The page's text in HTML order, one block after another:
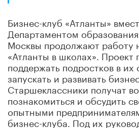
Бизнес-клуб «Атланты»
Департаментом
Москвы продолжают работу
«Атланты в школах». Проект
поддержать подростков в их
запускать и развивать
Старшеклассники получат
познакомиться и обсудить
опытными
бизнес-клуба. Под их